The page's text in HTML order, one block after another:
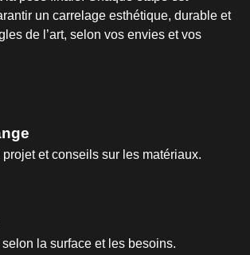
un carrelage esthétique, durable et
de l’art, selon vos envies et vos
et conseils sur les matériaux.
la surface et les besoins.